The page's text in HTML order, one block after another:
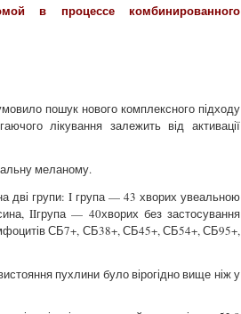
в процессе комбинированного
пошук нового комплексного підходу
лікування залежить від активації
меланому.
дві групи: I група — 43 хворих увеальною
IIгрупа — 40хворих без застосування
СБ7+, СБ38+, СБ45+, СБ54+, СБ95+,
пухлини було вірогідно вище ніж у